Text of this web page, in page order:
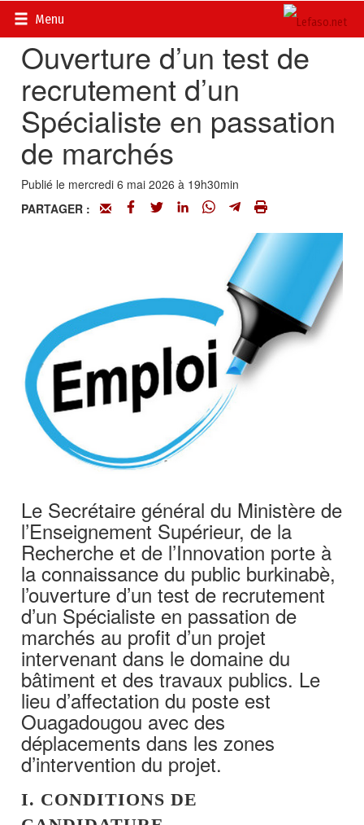
Menu
Accueil>
Ouverture d’un test de
recrutement d’un
Spécialiste en passation
de marchés
Publié le mercredi 6 mai 2026 à 19h30min
PARTAGER :
Le Secrétaire général du Ministère de
l’Enseignement Supérieur, de la
Recherche et de l’Innovation porte à
la connaissance du public burkinabè,
l’ouverture d’un test de recrutement
d’un Spécialiste en passation de
marchés au profit d’un projet
intervenant dans le domaine du
bâtiment et des travaux publics. Le
lieu d’affectation du poste est
Ouagadougou avec des
déplacements dans les zones
d’intervention du projet.
I. CONDITIONS DE